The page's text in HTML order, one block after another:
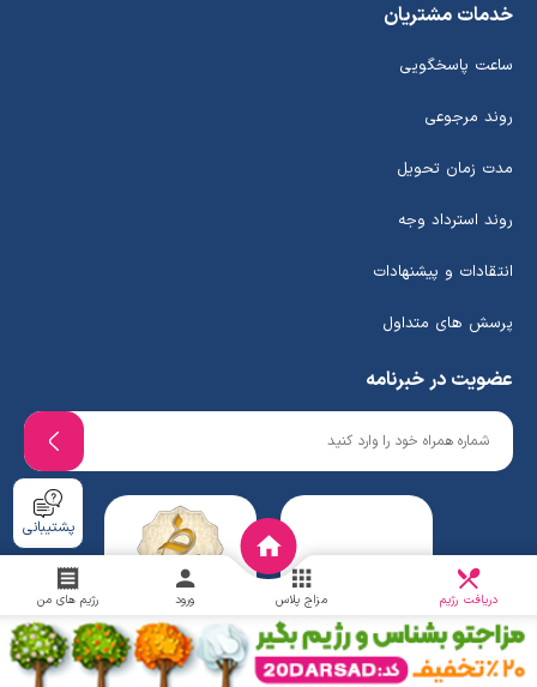
خدمات مشتریان
ساعت پاسخگویی
روند مرجوعی
مدت زمان تحویل
روند استرداد وجه
انتقادات و پیشنهادات
پرسش های متداول
عضویت در خبرنامه
پشتیبانی
دریافت رژیم مزاج پلاس ورود رژیم های من